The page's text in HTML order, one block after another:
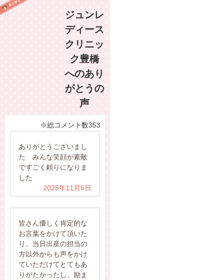
ジュンレ
ディース
クリニッ
ク豊橋
へのあり
がとうの
声
※総コメント数353
ありがとうございまし
た みんな笑顔が素敵
ですごく頼りになりま
した
2025年11月6日
皆さん優しく肯定的な
お言葉をかけて頂いた
り、当日出産の担当の
方以外からも声をかけ
ていただけてとてもあ
りがたかったし、励ま